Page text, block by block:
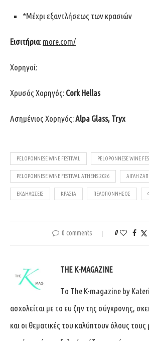
*Μέχρι εξαντλήσεως των κρασιών
Εισιτήρια: more.com/
Χορηγοί:
Χρυσός Χορηγός: Cork Hellas
Ασημένιος Χορηγός:Alpa Glass, Tryx
PELOPONNESE WINE FESTIVAL PELOPONNESE WINE
PELOPONNESE WINE FESTIVAL ATHENS 2026 ΑΙΓΛΗ
ΕΚΔΗΛΏΣΕΙΣ ΚΡΑΣΙΆ ΠΕΛΟΠΌΝΝΗΣΟΣ
0 comments 0
THE K-MAGAZINE
Tο The K-magazine by
ασχολείται με το ευ ζην της σύγχρονης,
και οι θεματικές του καλύπτουν όλους